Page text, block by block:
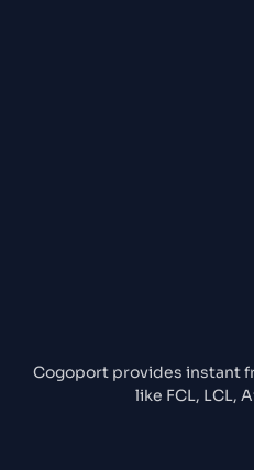
Cogoport provides instant
like FCL, LCL,